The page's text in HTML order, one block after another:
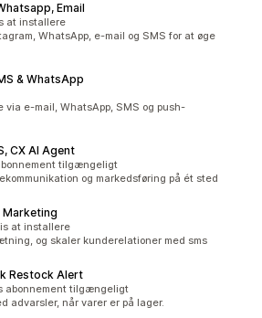
Email
alt
at installere
WhatsApp, e-mail og SMS for at øge
& WhatsApp
via e-mail, WhatsApp, SMS og push-
CX AI Agent
tilgængeligt
og markedsføring på ét sted
i altat installere
og skaler kunderelationer med sms
Restock Alert
alt
abonnement tilgængeligt
advarsler, når varer er på lager.